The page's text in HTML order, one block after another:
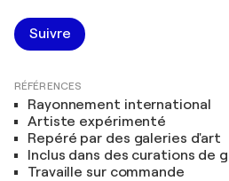
Suivre
RÉFÉRENCES
Rayonnement international
Artiste expérimenté
Repéré par des galeries d'art
Inclus dans des curations de
Travaille sur commande